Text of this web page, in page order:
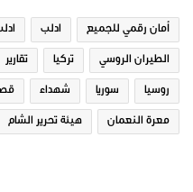
أمان رقمي للجميع ادلب
الطيران الروسي تركيا تقارير
روسيا سوريا شهداء
معرة النعمان هيئة تحرير الشام